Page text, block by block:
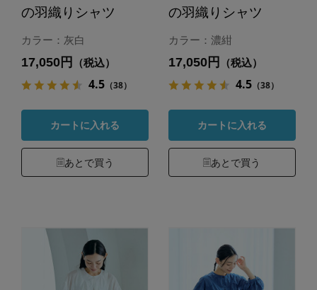
の羽織りシャツ
カラー：灰白
17,050円 （税込）
4.5（38）
カートに入れる
あとで買う
の羽織りシャツ
カラー：濃紺
17,050円 （税込）
4.5（38）
カートに入れる
あとで買う